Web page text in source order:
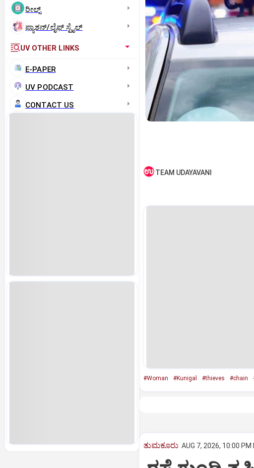
ರೀಲ್ಸ್
ಫ್ಯಾಶನ್/ಲೈಫ್‌ ಸ್ಟೈಲ್
UV OTHER LINKS
E-PAPER
UV PODCAST
CONTACT US
TEAM UDAYAVANI
#Woman #Kunigal #thieves #chain
ತುಮಕೂರು AUG 7, 2026, 10:00 PM